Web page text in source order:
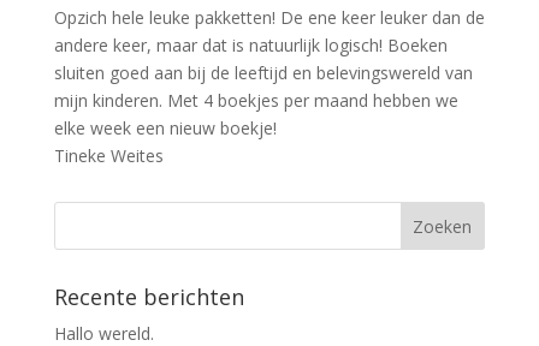
Opzich hele leuke pakketten! De ene keer leuker dan de
andere keer, maar dat is natuurlijk logisch! Boeken
sluiten goed aan bij de leeftijd en belevingswereld van
mijn kinderen. Met 4 boekjes per maand hebben we
elke week een nieuw boekje!
Tineke Weites
Recente berichten
Hallo wereld.